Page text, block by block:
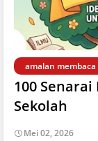
amalan membaca
100
Sekolah
Mei 02, 2026